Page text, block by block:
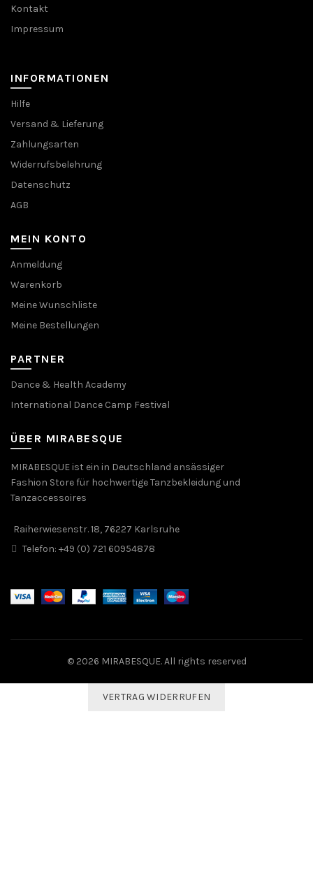
Kontakt
Impressum
INFORMATIONEN
Hilfe
Versand & Lieferung
Zahlungsarten
Widerrufsbelehrung
Datenschutz
AGB
MEIN KONTO
Anmeldung
Warenkorb
Meine Wunschliste
Meine Bestellungen
PARTNER
Dance & Health Academy
International Dance Camp Festival
ÜBER MIRABESQUE
MIRABESQUE ist ein in Deutschland ansässiger
Fashion Store für hochwertige Tanzbekleidung und
Tanzaccessoires
Raiherwiesenstr. 18, 76227 Karlsruhe
Telefon: +49 (0) 721 60954878
© 2026 MIRABESQUE. All rights reserved
VERTRAG WIDERRUFEN